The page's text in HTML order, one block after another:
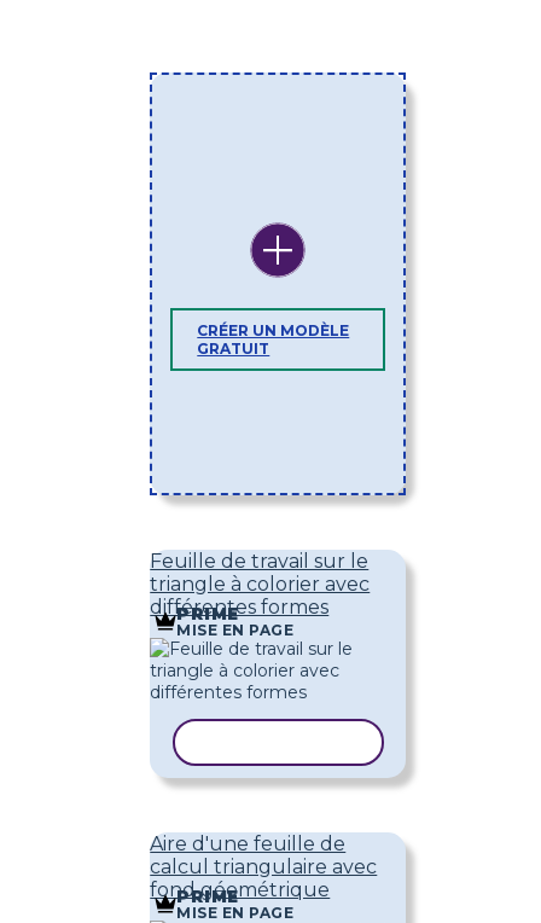
CRÉER UN MODÈLE
GRATUIT
Feuille de travail sur le
triangle à colorier avec
différentes formes
PRIME
MISE EN PAGE
Aire d'une feuille de
calcul triangulaire avec
fond géométrique
PRIME
MISE EN PAGE